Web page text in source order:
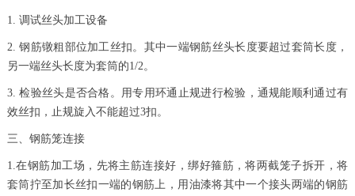
1. 调试丝头加工设备
2. 钢筋镦粗部位加工丝扣。其中一端钢筋丝头长度要超过套筒长度，
另一端丝头长度为套筒的1/2。
3. 检验丝头是否合格。用专用环通止规进行检验，通规能顺利通过有
效丝扣，止规旋入不能超过3扣。
三、钢筋笼连接
1.在钢筋加工场，先将主筋连接好，绑好箍筋，将两截笼子拆开，将
套筒拧至加长丝扣一端的钢筋上，用油漆将其中一个接头两端的钢筋